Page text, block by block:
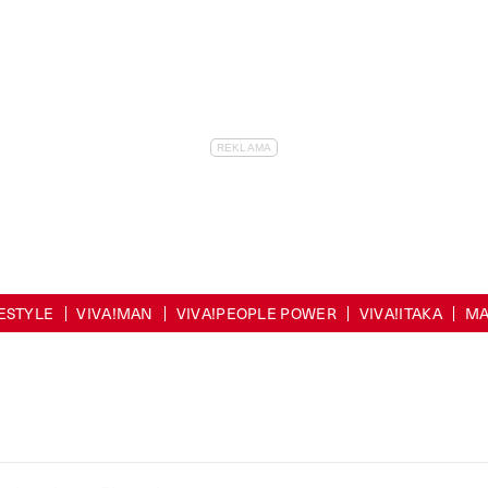
VIVA!MAN VIVA!PEOPLE POWER VIVA!ITAKA